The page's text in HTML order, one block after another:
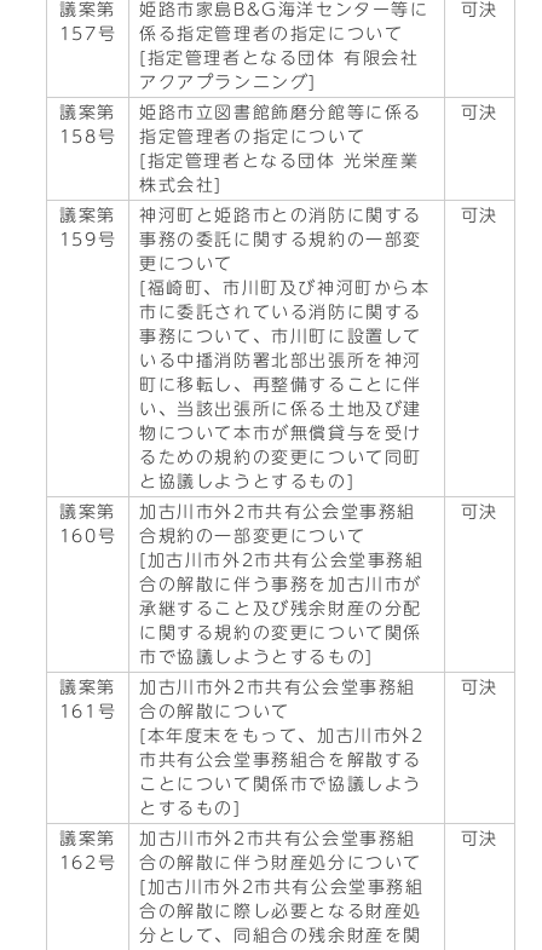
議案第
157号
姫路市家島B&G海洋センター等に
係る指定管理者の指定について
[指定管理者となる団体 有限会社
アクアプランニング]
可決
議案第
158号
姫路市立図書館飾磨分館等に係る
指定管理者の指定について
[指定管理者となる団体 光栄産業
株式会社]
可決
議案第
159号
神河町と姫路市との消防に関する
事務の委託に関する規約の一部変
更について
[福崎町、市川町及び神河町から本
市に委託されている消防に関する
事務について、市川町に設置して
いる中播消防署北部出張所を神河
町に移転し、再整備することに伴
い、当該出張所に係る土地及び建
物について本市が無償貸与を受け
るための規約の変更について同町
と協議しようとするもの]
可決
議案第
160号
加古川市外2市共有公会堂事務組
合規約の一部変更について
[加古川市外2市共有公会堂事務組
合の解散に伴う事務を加古川市が
承継すること及び残余財産の分配
に関する規約の変更について関係
市で協議しようとするもの]
可決
議案第
161号
加古川市外2市共有公会堂事務組
合の解散について
[本年度末をもって、加古川市外2
市共有公会堂事務組合を解散する
ことについて関係市で協議しよう
とするもの]
可決
議案第
162号
加古川市外2市共有公会堂事務組
合の解散に伴う財産処分について
[加古川市外2市共有公会堂事務組
合の解散に際し必要となる財産処
分として、同組合の残余財産を関
可決